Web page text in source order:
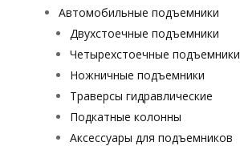
Автомобильные подъемники
Двухстоечные подъемники
Четырехстоечные подъемники
Ножничные подъемники
Траверсы гидравлические
Подкатные колонны
Аксессуары для подъемников